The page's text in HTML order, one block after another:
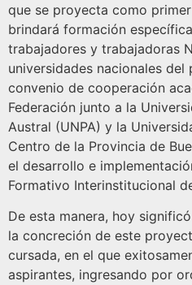
que se proyecta como
brindará formación
trabajadores y trabajadoras
universidades nacionales del
convenio de cooperación
Federación junto a la
Austral (UNPA) y la
Centro de la Provincia de
el desarrollo e
Formativo Interinstitucional
De esta manera, hoy
la concreción de este
cursada, en el que
aspirantes, ingresando por